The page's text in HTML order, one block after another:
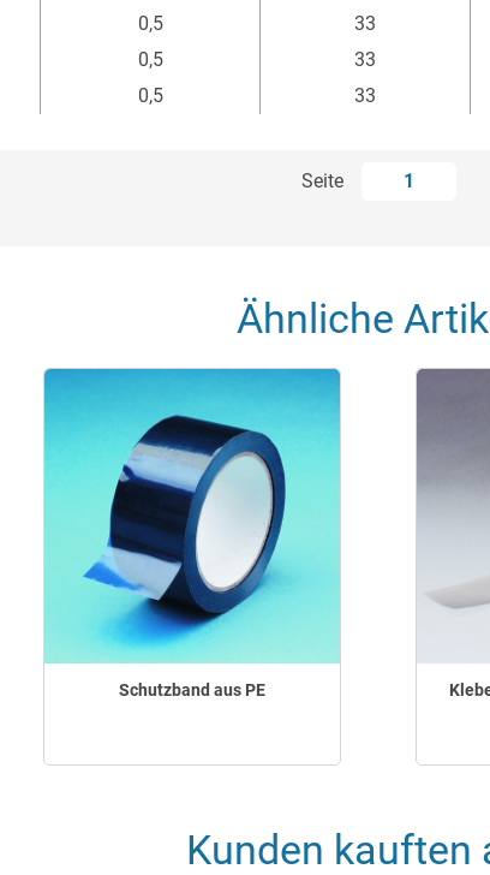
0,5 33
0,5 33
0,5 33
Seite 1
Ähnliche
Schutzband aus PE
Kunden kauften